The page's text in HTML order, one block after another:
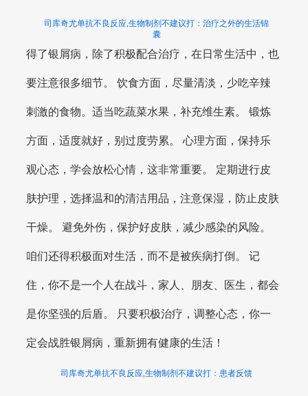
司库奇尤单抗不良反应,生物制剂不建议打：治疗之外的生活锦
囊
得了银屑病，除了积极配合治疗，在日常生活中，也
要注意很多细节。 饮食方面，尽量清淡，少吃辛辣
刺激的食物。适当吃蔬菜水果，补充维生素。 锻炼
方面，适度就好，别过度劳累。 心理方面，保持乐
观心态，学会放松心情，这非常重要。 定期进行皮
肤护理，选择温和的清洁用品，注意保湿，防止皮肤
干燥。 避免外伤，保护好皮肤，减少感染的风险。
咱们还得积极面对生活，而不是被疾病打倒。 记
住，你不是一个人在战斗，家人、朋友、医生，都会
是你坚强的后盾。 只要积极治疗，调整心态，你一
定会战胜银屑病，重新拥有健康的生活！
司库奇尤单抗不良反应,生物制剂不建议打：患者反馈